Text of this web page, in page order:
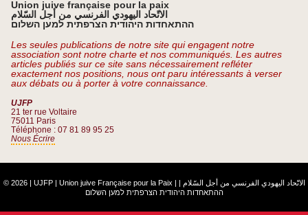
Union juive française pour la paix
الاتّحاد اليهودي الفرنسي من أجل السّلام
ההתאחדות היהודית הצרפתית למען השלום
Les seules publications de notre site qui engagent notre
association sont notre charte et nos communiqués. Les autres
articles publiés sur ce site sans nécessairement refléter
exactement nos positions, nous ont paru intéressants à verser
aux débats ou à porter à votre connaissance.
UJFP
21 ter rue Voltaire
75011 Paris
Téléphone : 07 81 89 95 25
Nous Écrire
© 2026 | UJFP | Union juive Française pour la Paix | الاتّحاد اليهودي الفرنسي من أجل السّلام |
ההתאחדות היהודית הצרפתית למען השלום